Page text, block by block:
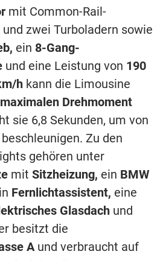
mit Common-Rail-
zwei Turboladern sowie
ein 8-Gang-
und eine Leistung von 190
h kann die Limousine
maximalen Drehmoment
sie 6,8 Sekunden, um von
Zu den
gehören unter
mit Sitzheizung, ein BMW
Fernlichtassistent, eine
Glasdach und
besitzt die
Aund verbraucht auf